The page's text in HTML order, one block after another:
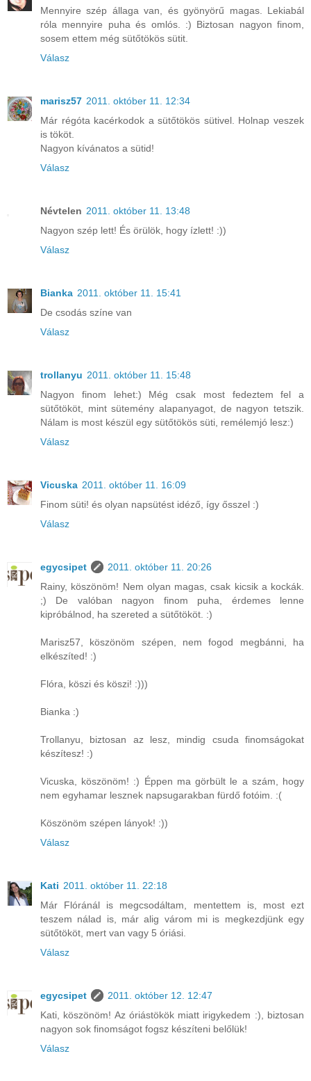
Mennyire szép állaga van, és gyönyörű magas. Lekiabál
róla mennyire puha és omlós. :) Biztosan nagyon finom,
sosem ettem még sütőtökös sütit.
Válasz
marisz57 2011. október 11. 12:34
Már régóta kacérkodok a sütőtökös sütivel. Holnap veszek
is tököt.
Nagyon kívánatos a sütid!
Válasz
Névtelen 2011. október 11. 13:48
Nagyon szép lett! És örülök, hogy ízlett! :))
Válasz
Bianka 2011. október 11. 15:41
De csodás színe van
Válasz
trollanyu 2011. október 11. 15:48
Nagyon finom lehet:) Még csak most fedeztem fel a
sütőtököt, mint sütemény alapanyagot, de nagyon tetszik.
Nálam is most készül egy sütőtökös süti, remélemjó lesz:)
Válasz
Vicuska 2011. október 11. 16:09
Finom süti! és olyan napsütést idéző, így ősszel :)
Válasz
egycsipet
2011. október 11. 20:26
Rainy, köszönöm! Nem olyan magas, csak kicsik a kockák.
;) De valóban nagyon finom puha, érdemes lenne
kipróbálnod, ha szereted a sütőtököt. :)
Marisz57, köszönöm szépen, nem fogod megbánni, ha
elkészíted! :)
Flóra, köszi és köszi! :)))
Bianka :)
Trollanyu, biztosan az lesz, mindig csuda finomságokat
készítesz! :)
Vicuska, köszönöm! :) Éppen ma görbült le a szám, hogy
nem egyhamar lesznek napsugarakban fürdő fotóim. :(
Köszönöm szépen lányok! :))
Válasz
Kati 2011. október 11. 22:18
Már Flóránál is megcsodáltam, mentettem is, most ezt
teszem nálad is, már alig várom mi is megkezdjünk egy
sütőtököt, mert van vagy 5 óriási.
Válasz
egycsipet
2011. október 12. 12:47
Kati, köszönöm! Az óriástökök miatt irigykedem :), biztosan
nagyon sok finomságot fogsz készíteni belőlük!
Válasz